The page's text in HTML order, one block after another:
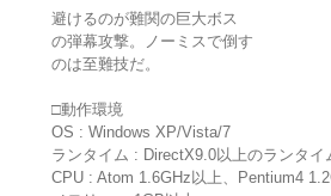
避けるのが難関の巨大ボス
の弾幕攻撃。ノーミスで倒す
のは至難技だ。
□動作環境
OS : Windows XP/Vista/7
ランタイム : DirectX9.0以上のランタイ
CPU : Atom 1.6GHz以上、Pentium4